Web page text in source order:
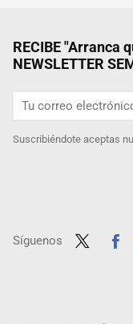
RECIBE "Arranca
NEWSLETTER
Suscribiéndote aceptas
Síguenos